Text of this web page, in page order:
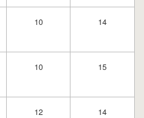
10 14
10 15
12 14